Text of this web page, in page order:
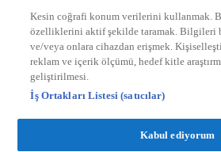
Kesin coğrafi konum verilerini kullanmak.
özelliklerini aktif şekilde taramak. Bilgileri
ve/veya onlara cihazdan erişmek.
reklam ve içerik ölçümü, hedef kitle
geliştirilmesi.
İş Ortakları Listesi (satıcılar)
Kabul ediyorum